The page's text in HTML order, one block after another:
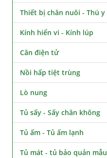
Thiết bị chăn nuôi - Thú y
Kính hiển vi - Kính lúp
Cân điện tử
Nồi hấp tiệt trùng
Lò nung
Tủ sấy - Sấy chân không
Tủ ấm - Tủ ấm lạnh
Tủ mát - tủ bảo quản mẫu